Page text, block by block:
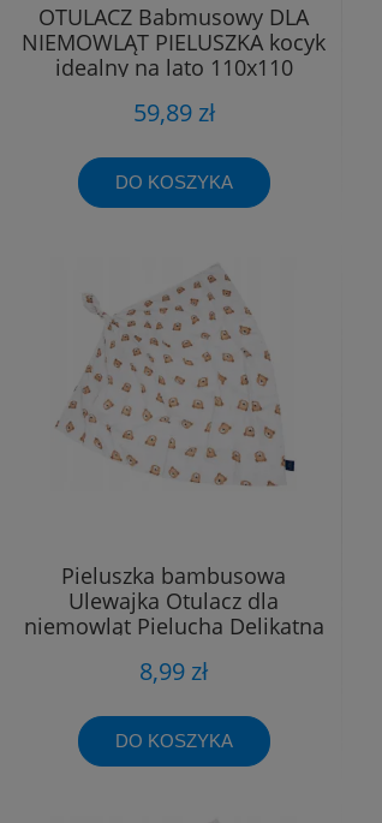
OTULACZ Babmusowy DLA
NIEMOWLĄT PIELUSZKA kocyk
idealny na lato 110x110
59,89 zł
DO KOSZYKA
Pieluszka bambusowa
Ulewajka Otulacz dla
niemowląt Pielucha Delikatna
8,99 zł
DO KOSZYKA